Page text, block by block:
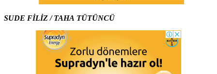
SUDE FİLİZ / TAHA TÜTÜNCÜ